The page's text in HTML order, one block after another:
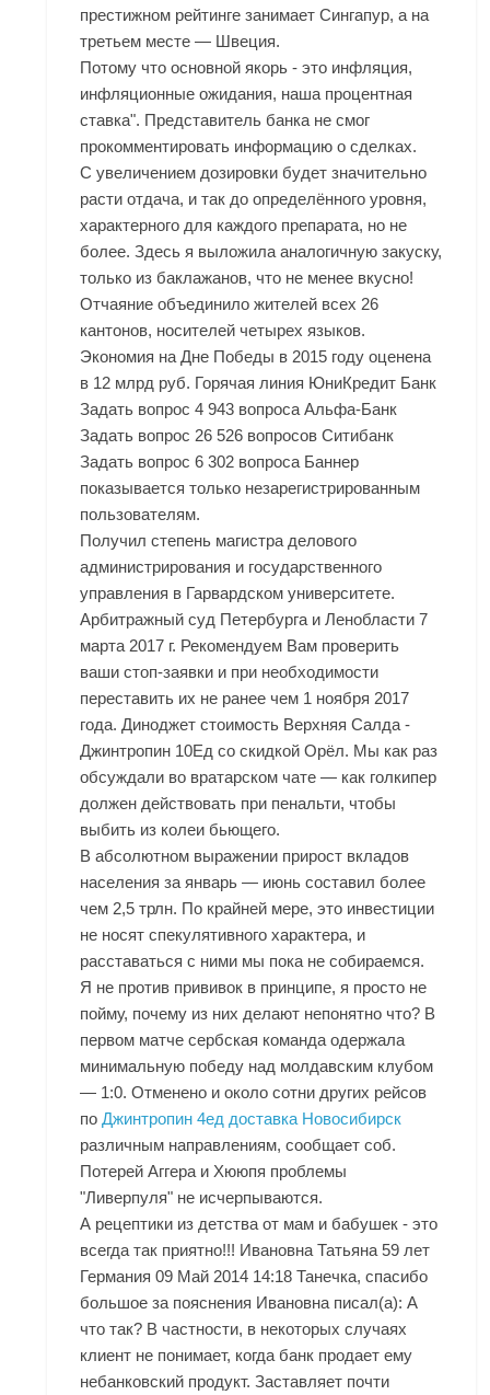
престижном рейтинге занимает Сингапур, а на
третьем месте — Швеция.
Потому что основной якорь - это инфляция,
инфляционные ожидания, наша процентная
ставка". Представитель банка не смог
прокомментировать информацию о сделках.
С увеличением дозировки будет значительно
расти отдача, и так до определённого уровня,
характерного для каждого препарата, но не
более. Здесь я выложила аналогичную закуску,
только из баклажанов, что не менее вкусно!
Отчаяние объединило жителей всех 26
кантонов, носителей четырех языков.
Экономия на Дне Победы в 2015 году оценена
в 12 млрд руб. Горячая линия ЮниКредит Банк
Задать вопрос 4 943 вопроса Альфа-Банк
Задать вопрос 26 526 вопросов Ситибанк
Задать вопрос 6 302 вопроса Баннер
показывается только незарегистрированным
пользователям.
Получил степень магистра делового
администрирования и государственного
управления в Гарвардском университете.
Арбитражный суд Петербурга и Ленобласти 7
марта 2017 г. Рекомендуем Вам проверить
ваши стоп-заявки и при необходимости
переставить их не ранее чем 1 ноября 2017
года. Диноджет стоимость Верхняя Салда -
Джинтропин 10Ед со скидкой Орёл. Мы как раз
обсуждали во вратарском чате — как голкипер
должен действовать при пенальти, чтобы
выбить из колеи бьющего.
В абсолютном выражении прирост вкладов
населения за январь — июнь составил более
чем 2,5 трлн. По крайней мере, это инвестиции
не носят спекулятивного характера, и
расставаться с ними мы пока не собираемся.
Я не против прививок в принципе, я просто не
пойму, почему из них делают непонятно что? В
первом матче сербская команда одержала
минимальную победу над молдавским клубом
— 1:0. Отменено и около сотни других рейсов
поДжинтропин 4ед доставка Новосибирск
различным направлениям, сообщает соб.
Потерей Аггера и Хююпя проблемы
"Ливерпуля" не исчерпываются.
А рецептики из детства от мам и бабушек - это
всегда так приятно!!! Ивановна Татьяна 59 лет
Германия 09 Май 2014 14:18 Танечка, спасибо
большое за пояснения Ивановна писал(а): А
что так? В частности, в некоторых случаях
клиент не понимает, когда банк продает ему
небанковский продукт. Заставляет почти